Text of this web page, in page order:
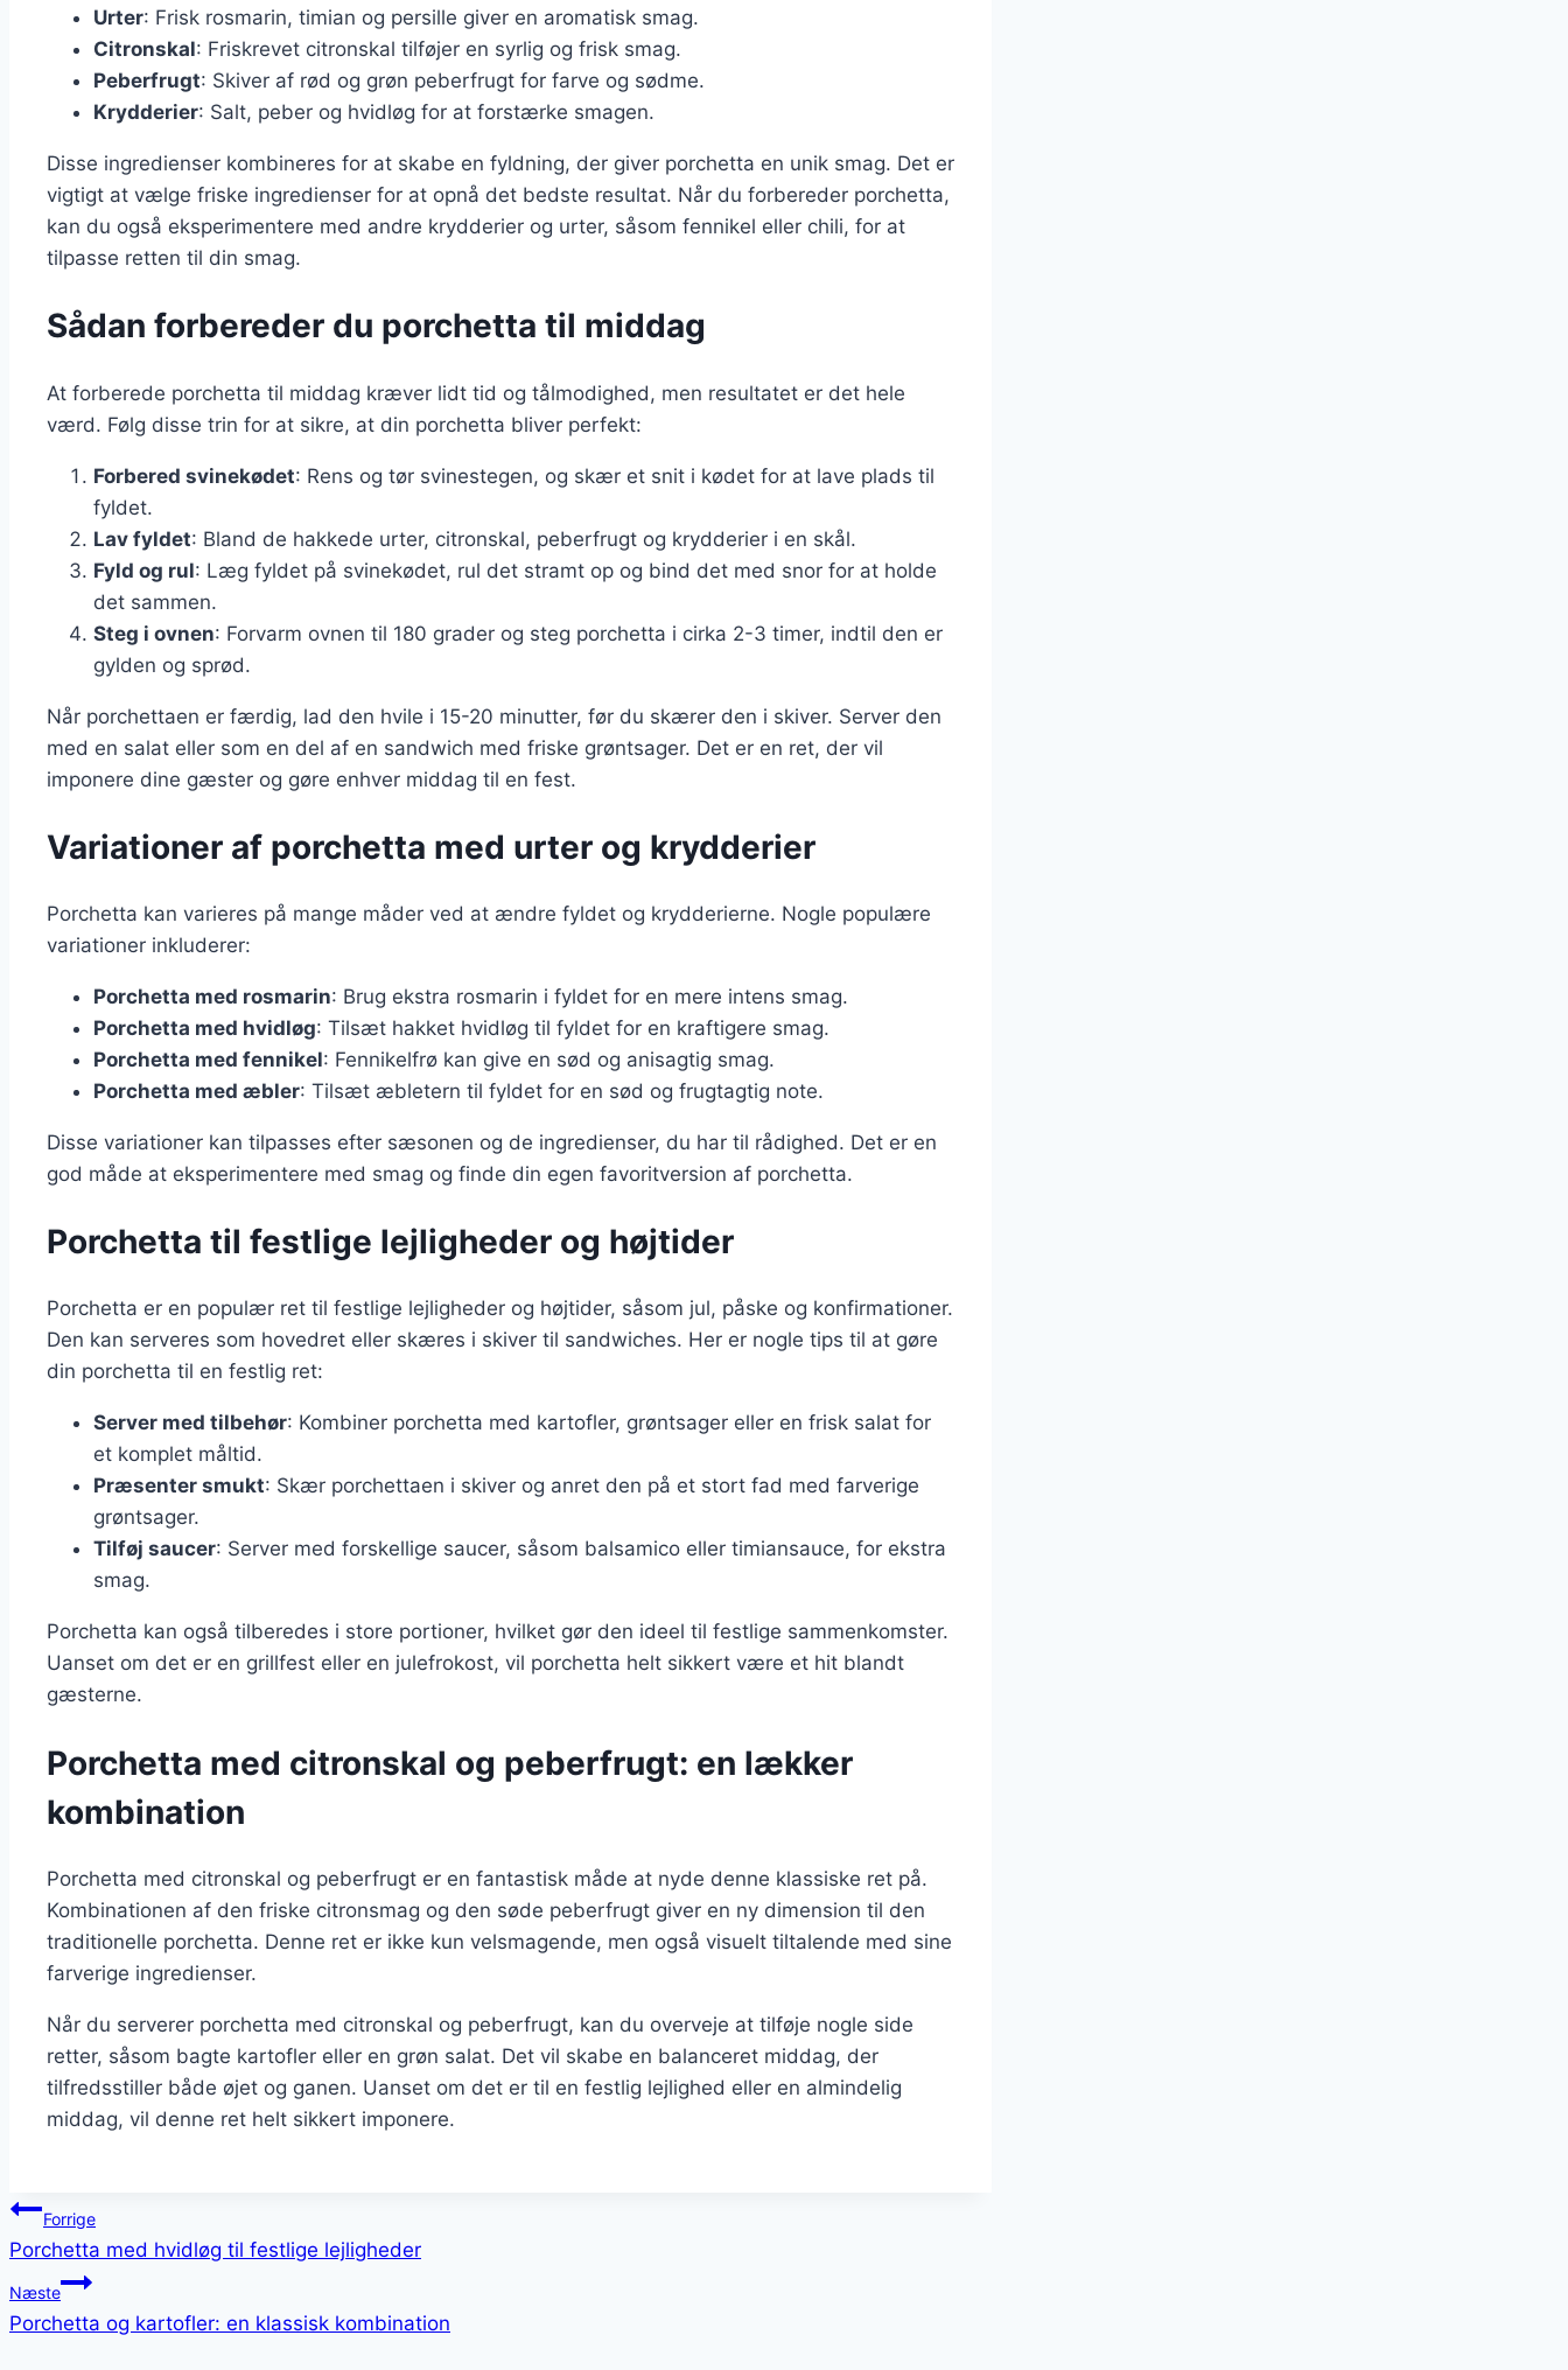
Urter: Frisk rosmarin, timian og persille giver en aromatisk smag.
Citronskal: Friskrevet citronskal tilføjer en syrlig og frisk smag.
Peberfrugt: Skiver af rød og grøn peberfrugt for farve og sødme.
Krydderier: Salt, peber og hvidløg for at forstærke smagen.
Disse ingredienser kombineres for at skabe en fyldning, der giver porchetta en unik smag. Det er
vigtigt at vælge friske ingredienser for at opnå det bedste resultat. Når du forbereder porchetta,
kan du også eksperimentere med andre krydderier og urter, såsom fennikel eller chili, for at
tilpasse retten til din smag.
Sådan forbereder du porchetta til middag
At forberede porchetta til middag kræver lidt tid og tålmodighed, men resultatet er det hele
værd. Følg disse trin for at sikre, at din porchetta bliver perfekt:
Forbered svinekødet: Rens og tør svinestegen, og skær et snit i kødet for at lave plads til
fyldet.
Lav fyldet: Bland de hakkede urter, citronskal, peberfrugt og krydderier i en skål.
Fyld og rul: Læg fyldet på svinekødet, rul det stramt op og bind det med snor for at holde
det sammen.
Steg i ovnen: Forvarm ovnen til 180 grader og steg porchetta i cirka 2-3 timer, indtil den er
gylden og sprød.
Når porchettaen er færdig, lad den hvile i 15-20 minutter, før du skærer den i skiver. Server den
med en salat eller som en del af en sandwich med friske grøntsager. Det er en ret, der vil
imponere dine gæster og gøre enhver middag til en fest.
Variationer af porchetta med urter og krydderier
Porchetta kan varieres på mange måder ved at ændre fyldet og krydderierne. Nogle populære
variationer inkluderer:
Porchetta med rosmarin: Brug ekstra rosmarin i fyldet for en mere intens smag.
Porchetta med hvidløg: Tilsæt hakket hvidløg til fyldet for en kraftigere smag.
Porchetta med fennikel: Fennikelfrø kan give en sød og anisagtig smag.
Porchetta med æbler: Tilsæt æbletern til fyldet for en sød og frugtagtig note.
Disse variationer kan tilpasses efter sæsonen og de ingredienser, du har til rådighed. Det er en
god måde at eksperimentere med smag og finde din egen favoritversion af porchetta.
Porchetta til festlige lejligheder og højtider
Porchetta er en populær ret til festlige lejligheder og højtider, såsom jul, påske og konfirmationer.
Den kan serveres som hovedret eller skæres i skiver til sandwiches. Her er nogle tips til at gøre
din porchetta til en festlig ret:
Server med tilbehør: Kombiner porchetta med kartofler, grøntsager eller en frisk salat for
et komplet måltid.
Præsenter smukt: Skær porchettaen i skiver og anret den på et stort fad med farverige
grøntsager.
Tilføj saucer: Server med forskellige saucer, såsom balsamico eller timiansauce, for ekstra
smag.
Porchetta kan også tilberedes i store portioner, hvilket gør den ideel til festlige sammenkomster.
Uanset om det er en grillfest eller en julefrokost, vil porchetta helt sikkert være et hit blandt
gæsterne.
Porchetta med citronskal og peberfrugt: en lækker
kombination
Porchetta med citronskal og peberfrugt er en fantastisk måde at nyde denne klassiske ret på.
Kombinationen af den friske citronsmag og den søde peberfrugt giver en ny dimension til den
traditionelle porchetta. Denne ret er ikke kun velsmagende, men også visuelt tiltalende med sine
farverige ingredienser.
Når du serverer porchetta med citronskal og peberfrugt, kan du overveje at tilføje nogle side
retter, såsom bagte kartofler eller en grøn salat. Det vil skabe en balanceret middag, der
tilfredsstiller både øjet og ganen. Uanset om det er til en festlig lejlighed eller en almindelig
middag, vil denne ret helt sikkert imponere.
Indlægsnavigation
Forrige
Porchetta med hvidløg til festlige lejligheder
Næste
Porchetta og kartofler: en klassisk kombination